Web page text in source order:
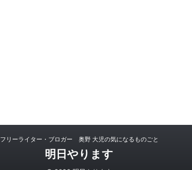
フリーライター・ブロガー 奥野 大児の気になるものごと
明日やります